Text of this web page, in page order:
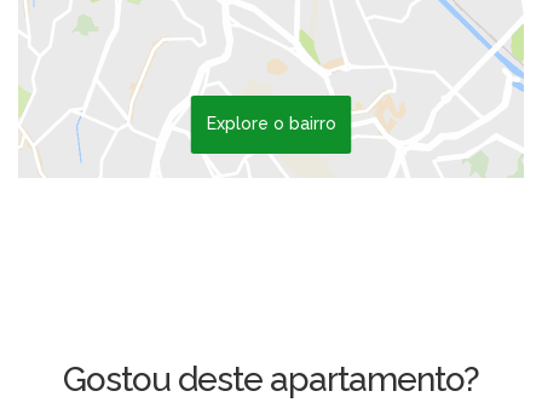
Explore o bairro
Gostou deste apartamento?